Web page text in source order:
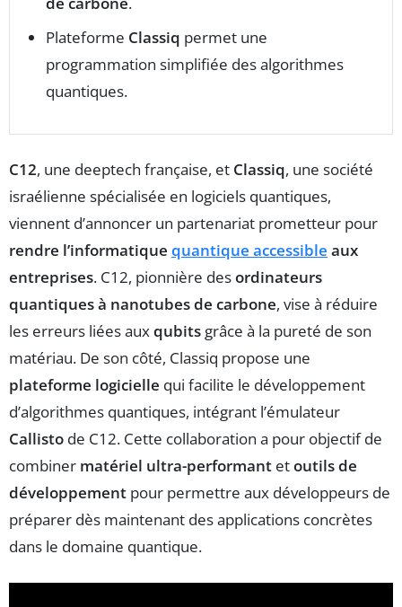
Plateforme Classiq permet une
programmation simplifiée des algorithmes
quantiques.
C12, une deeptech française, et Classiq, une société
israélienne spécialisée en logiciels quantiques,
viennent d’annoncer un partenariat prometteur pour
rendre l’informatique quantique accessible aux
entreprises. C12, pionnière desordinateurs
quantiques à nanotubes de carbone, vise à réduire
les erreurs liées auxqubits grâce à la pureté de son
matériau. De son côté, Classiq propose une
plateforme logicielle qui facilite le développement
d’algorithmes quantiques, intégrant l’émulateur
Callisto de C12. Cette collaboration a pour objectif de
combiner matériel ultra-performant etoutils de
développement pour permettre aux développeurs de
préparer dès maintenant des applications concrètes
dans le domaine quantique.